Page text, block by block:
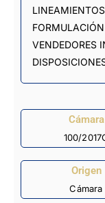
VENDEDORES
Cámara
100/
Origen
Cámara